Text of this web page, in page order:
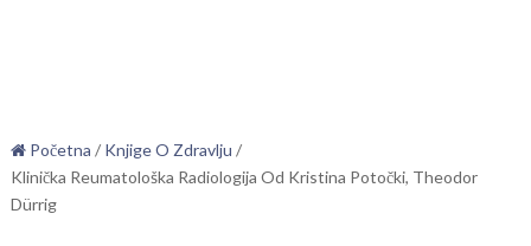
Početna / Knjige O Zdravlju /
Klinička Reumatološka Radiologija Od Kristina Potočki, Theodor
Dürrig